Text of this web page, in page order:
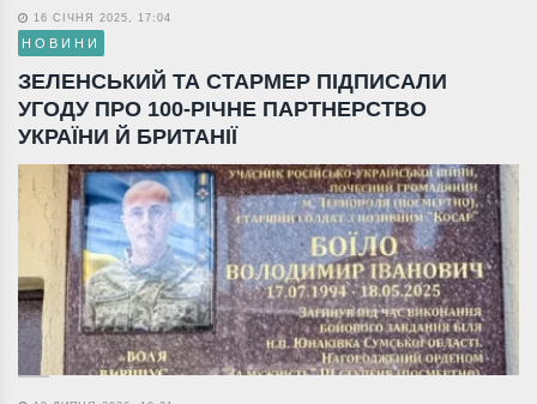
16 СІЧНЯ 2025, 17:04
НОВИНИ
ЗЕЛЕНСЬКИЙ ТА СТАРМЕР ПІДПИСАЛИ
УГОДУ ПРО 100-РІЧНЕ ПАРТНЕРСТВО
УКРАЇНИ Й БРИТАНІЇ